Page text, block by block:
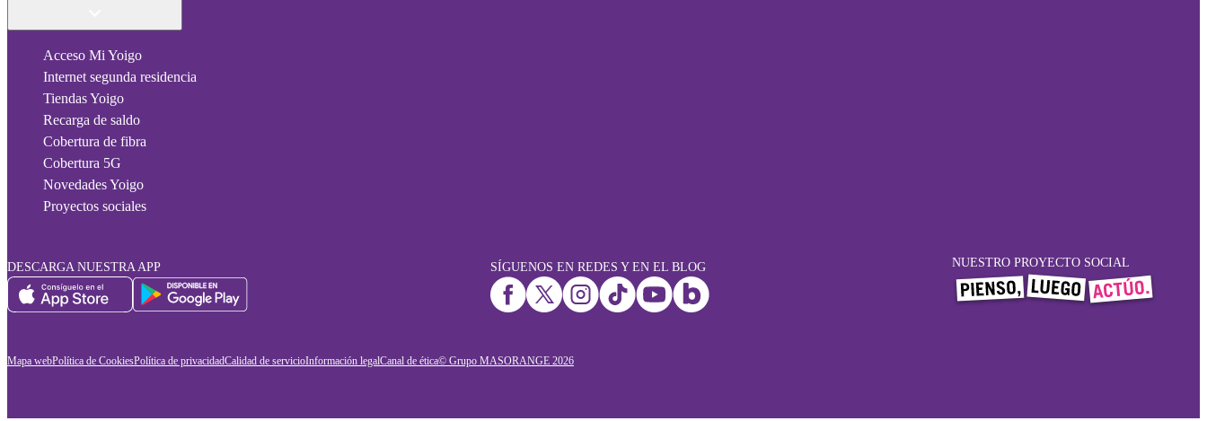
Acceso Mi Yoigo
Internet segunda residencia
Tiendas Yoigo
Recarga de saldo
Cobertura de fibra
Cobertura 5G
Novedades Yoigo
Proyectos sociales
DESCARGA NUESTRA APP SÍGUENOS EN REDES Y EN EL BLOG NUESTRO PROYECTO SOCIAL
Mapa webPolítica de CookiesPolítica de privacidadCalidad de servicioInformación legalCanal de ética© Grupo MASORANGE 2026